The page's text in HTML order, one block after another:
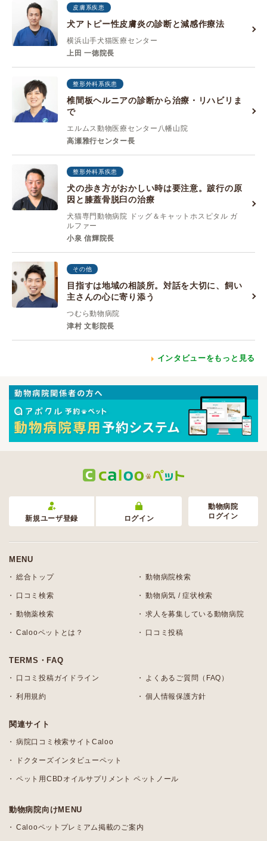
皮膚系疾患
犬アトピー性皮膚炎の診断と減感作療法
横浜山手犬猫医療センター
上田 一徳院長
整形外科系疾患
椎間板ヘルニアの診断から治療・リハビリま
で
エルムス動物医療センター八幡山院
高瀬雅行センター長
整形外科系疾患
犬の歩き方がおかしい時は要注意。跛行の原
因と膝蓋骨脱臼の治療
犬猫専門動物病院 ドッグ＆キャットホスピタル ガ
ルファー
小泉 信輝院長
その他
目指すは地域の相談所。対話を大切に、飼い
主さんの心に寄り添う
つむら動物病院
津村 文彰院長
インタビューをもっと見る
新規ユーザ登録 ログイン
動物病院
ログイン
MENU
総合トップ 動物病院検索
口コミ検索 動物病気 / 症状検索
動物薬検索 求人を募集している動物病院
Calooペットとは？ 口コミ投稿
TERMS・FAQ
口コミ投稿ガイドライン よくあるご質問（FAQ）
利用規約 個人情報保護方針
関連サイト
病院口コミ検索サイトCaloo
ドクターズインタビューペット
ペット用CBDオイルサプリメント ペットノール
動物病院向けMENU
Calooペットプレミアム掲載のご案内